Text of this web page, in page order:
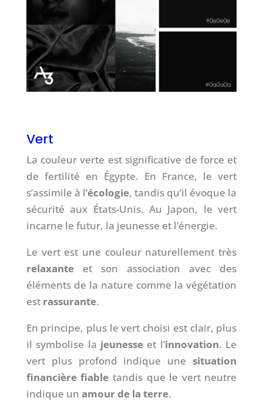
Vert
La couleur verte est significative de force et
de fertilité en Égypte. En France, le vert
s’assimile à l’écologie, tandis qu’il évoque la
sécurité aux États-Unis. Au Japon, le vert
incarne le futur, la jeunesse et l’énergie.
Le vert est une couleur naturellement très
relaxanteet son association avec des
éléments de la nature comme la végétation
est rassurante.
En principe, plus le vert choisi est clair, plus
il symbolise la jeunesse et l’innovation. Le
vert plus profond indique unesituation
financière fiable tandis que le vert neutre
indique un amour de la terre.